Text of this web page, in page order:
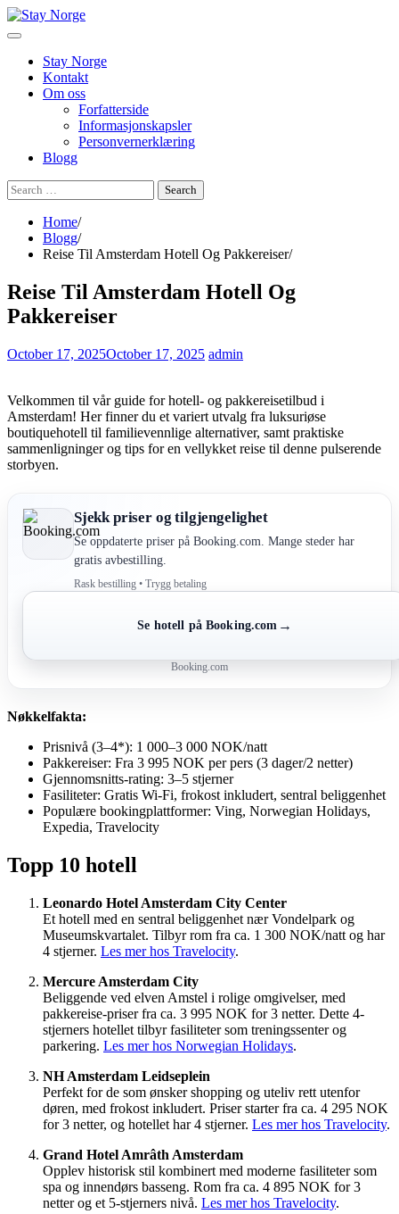
Skip
to
Stay Norge
Kontakt
Om oss
Forfatterside
Informasjonskapsler
Personvernerklæring
Blogg
Search
for:
Home
Blogg
Reise Til Amsterdam Hotell Og Pakkereiser
Reise Til Amsterdam Hotell Og
Pakkereiser
October 17, 2025October 17, 2025 admin
Velkommen til vår guide for hotell- og pakkereisetilbud i
Amsterdam! Her finner du et variert utvalg fra luksuriøse
boutiquehotell til familievennlige alternativer, samt praktiske
sammenligninger og tips for en vellykket reise til denne pulserende
storbyen.
Sjekk priser og tilgjengelighet
Se oppdaterte priser på Booking.com. Mange steder har
gratis avbestilling.
Rask bestilling • Trygg betaling
Se hotell på Booking.com →
Booking.com
Nøkkelfakta:
Prisnivå (3–4*): 1 000–3 000 NOK/natt
Pakkereiser: Fra 3 995 NOK per pers (3 dager/2 netter)
Gjennomsnitts-rating: 3–5 stjerner
Fasiliteter: Gratis Wi-Fi, frokost inkludert, sentral beliggenhet
Populære bookingplattformer: Ving, Norwegian Holidays,
Expedia, Travelocity
Topp 10 hotell
Leonardo Hotel Amsterdam City Center
Et hotell med en sentral beliggenhet nær Vondelpark og
Museumskvartalet. Tilbyr rom fra ca. 1 300 NOK/natt og har
4 stjerner. Les mer hos Travelocity.
Mercure Amsterdam City
Beliggende ved elven Amstel i rolige omgivelser, med
pakkereise-priser fra ca. 3 995 NOK for 3 netter. Dette 4-
stjerners hotellet tilbyr fasiliteter som treningssenter og
parkering. Les mer hos Norwegian Holidays.
NH Amsterdam Leidseplein
Perfekt for de som ønsker shopping og uteliv rett utenfor
døren, med frokost inkludert. Priser starter fra ca. 4 295 NOK
for 3 netter, og hotellet har 4 stjerner. Les mer hos Travelocity.
Grand Hotel Amrâth Amsterdam
Opplev historisk stil kombinert med moderne fasiliteter som
spa og innendørs basseng. Rom fra ca. 4 895 NOK for 3
netter og et 5-stjerners nivå. Les mer hos Travelocity.